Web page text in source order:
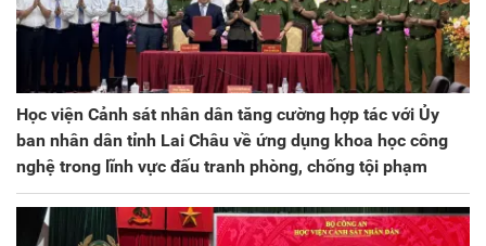
Học viện Cảnh sát nhân dân tăng cường hợp tác với Ủy
ban nhân dân tỉnh Lai Châu về ứng dụng khoa học công
nghệ trong lĩnh vực đấu tranh phòng, chống tội phạm